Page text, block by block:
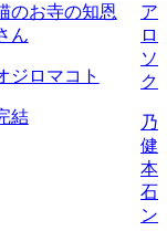
のお寺の知恩
ん
ジロマコト
結
ア
ロ
ソ
ク
乃
健
本
石
ン